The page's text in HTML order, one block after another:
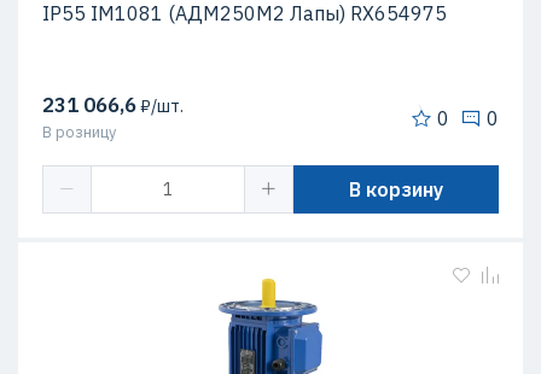
IP55 IM1081 (АДМ250М2 Лапы) RX654975
231 066,6₽/шт.
В розницу
0 0
В корзину